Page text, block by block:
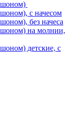
с начесом
без начеса
на молнии,
детские, с